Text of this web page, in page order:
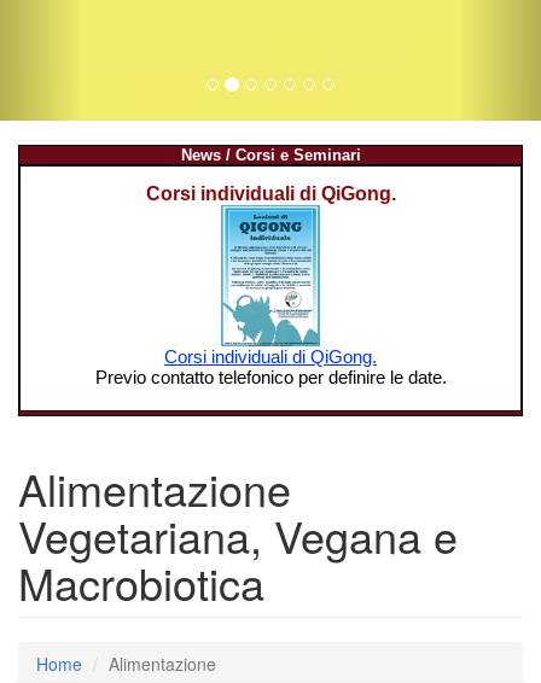
News / Corsi e Seminari
Alimentazione
Vegetariana, Vegana e
Macrobiotica
Home Alimentazione